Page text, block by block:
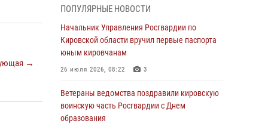
→
Федерации
01 августа 2026, 09:39
В Росгвардии вспоминают российских
воинов, погибших в Первой мировой войне
01 августа 2026, 09:38
В Кирове офицер Росгвардии стал
ПОПУЛЯРНЫЕ НОВОСТИ
Начальник Управления Росгвардии по
Кировской области вручил первые паспорта
юным кировчанам
26 июля 2026, 08:22 3
Ветераны ведомства поздравили кировскую
воинскую часть Росгвардии с Днем
образования